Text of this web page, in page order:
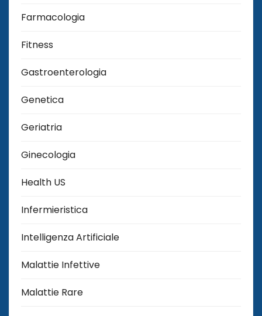
Farmacologia
Fitness
Gastroenterologia
Genetica
Geriatria
Ginecologia
Health US
Infermieristica
Intelligenza Artificiale
Malattie Infettive
Malattie Rare